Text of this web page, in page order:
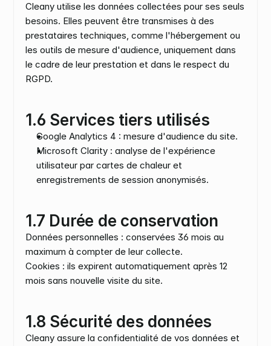
Cleany utilise les données collectées pour ses seuls
besoins. Elles peuvent être transmises à des
prestataires techniques, comme l'hébergement ou
les outils de mesure d'audience, uniquement dans
le cadre de leur prestation et dans le respect du
RGPD.
1.6 Services tiers utilisés
Google Analytics 4 : mesure d'audience du site.
Microsoft Clarity : analyse de l'expérience
utilisateur par cartes de chaleur et
enregistrements de session anonymisés.
1.7 Durée de conservation
Données personnelles : conservées 36 mois au
maximum à compter de leur collecte.
Cookies : ils expirent automatiquement après 12
mois sans nouvelle visite du site.
1.8 Sécurité des données
Cleany assure la confidentialité de vos données et